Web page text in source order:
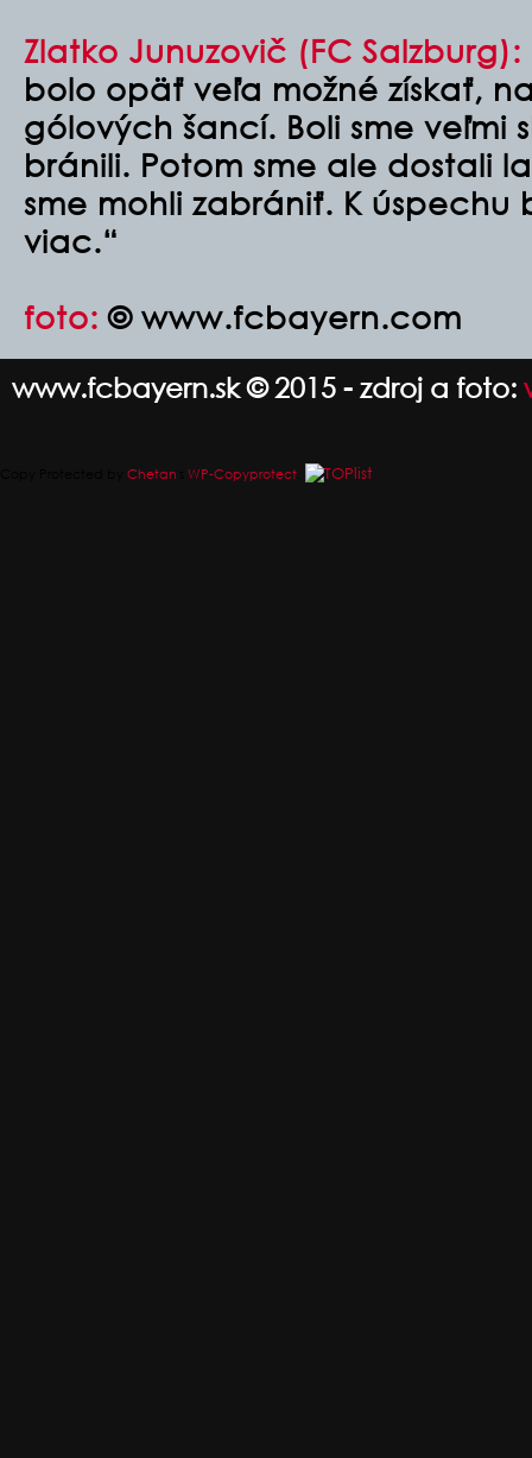
Zlatko Junuzovič (FC Salzburg):
bolo opäť veľa možné získať,
gólových šancí. Boli sme veľmi
bránili. Potom sme ale dostali
sme mohli zabrániť. K
viac.“
foto:© www.fcbayern.com
www.fcbayern.sk © 2015 - zdroj a foto:
Chetan WP-Copyprotect